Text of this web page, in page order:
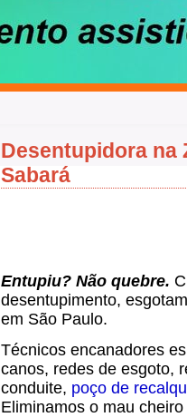
Desentupidora na
Sabará
Entupiu? Não quebre.
desentupimento,
em São Paulo.
Técnicos encanadores
canos, redes de esgoto,
conduite, poço de
Eliminamos o mau